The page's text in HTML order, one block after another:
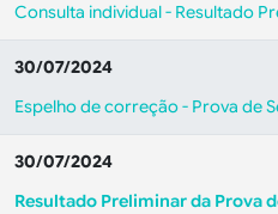
Consulta individual - Resultado
30/07/2024
Espelho de correção - Prova de
30/07/2024
Resultado Preliminar da Prova